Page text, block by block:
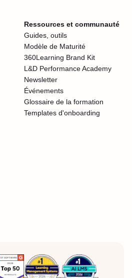
Ressources et communauté
Guides, outils
Modèle de Maturité
360Learning Brand Kit
L&D Performance Academy
Newsletter
Événements
Glossaire de la formation
Templates d'onboarding